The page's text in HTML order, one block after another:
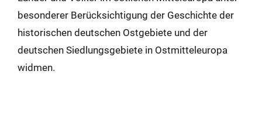
besonderer Berücksichtigung der Geschichte der
historischen deutschen Ostgebiete und der
deutschen Siedlungsgebiete in Ostmitteleuropa
widmen.